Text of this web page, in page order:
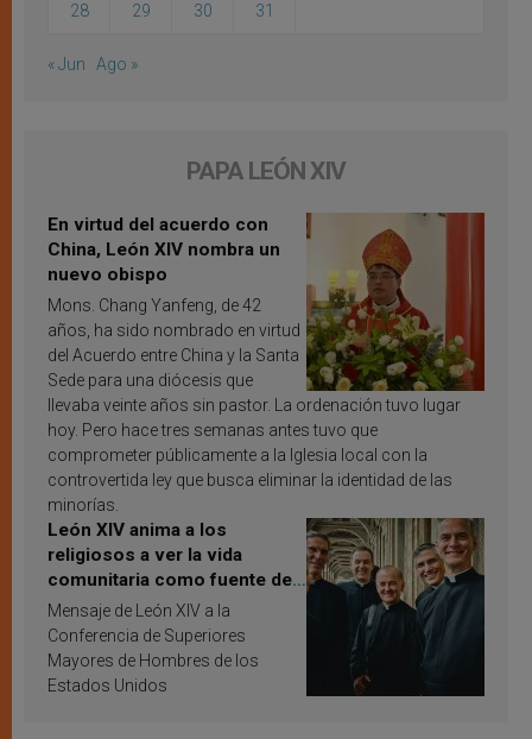
28 29 30 31
« Jun Ago »
PAPA LEÓN XIV
En virtud del acuerdo con
China, León XIV nombra un
nuevo obispo
Mons. Chang Yanfeng, de 42
años, ha sido nombrado en virtud
del Acuerdo entre China y la Santa
Sede para una diócesis que
llevaba veinte años sin pastor. La ordenación tuvo lugar
hoy. Pero hace tres semanas antes tuvo que
comprometer públicamente a la Iglesia local con la
controvertida ley que busca eliminar la identidad de las
minorías.
León XIV anima a los
religiosos a ver la vida
comunitaria como fuente de
inspiración y santificación
Mensaje de León XIV a la
Conferencia de Superiores
Mayores de Hombres de los
Estados Unidos